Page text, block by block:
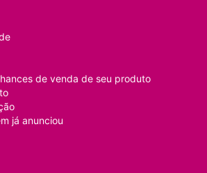
de venda de seu produto
já anunciou